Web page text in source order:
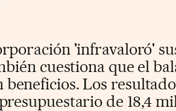
'infravaloró'
cuestiona que el
Los
de 18,4